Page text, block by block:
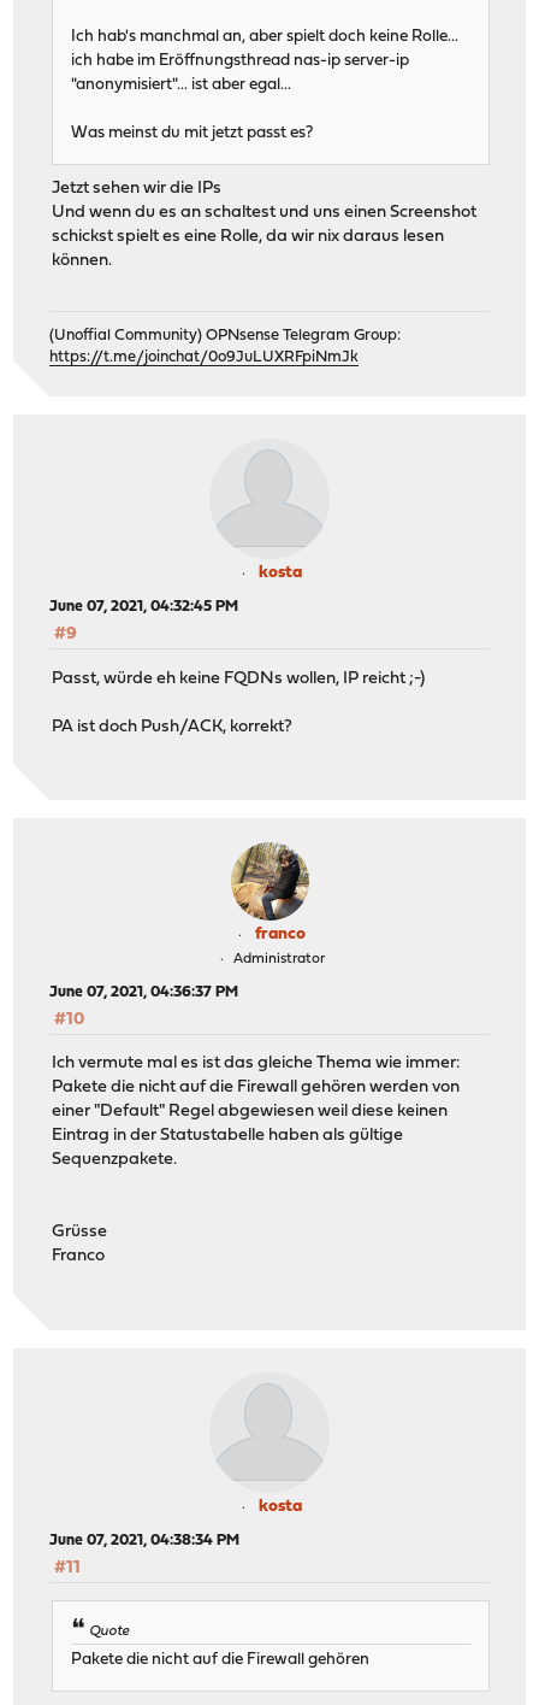
Ich hab's manchmal an, aber spielt doch keine Rolle...
ich habe im Eröffnungsthread nas-ip server-ip
"anonymisiert"... ist aber egal...
Was meinst du mit jetzt passt es?
Jetzt sehen wir die IPs
Und wenn du es an schaltest und uns einen Screenshot
schickst spielt es eine Rolle, da wir nix daraus lesen
können.
(Unoffial Community) OPNsense Telegram Group:
https://t.me/joinchat/0o9JuLUXRFpiNmJk
kosta
June 07, 2021, 04:32:45 PM
#9
Passt, würde eh keine FQDNs wollen, IP reicht ;-)
PA ist doch Push/ACK, korrekt?
franco
Administrator
June 07, 2021, 04:36:37 PM
#10
Ich vermute mal es ist das gleiche Thema wie immer:
Pakete die nicht auf die Firewall gehören werden von
einer "Default" Regel abgewiesen weil diese keinen
Eintrag in der Statustabelle haben als gültige
Sequenzpakete.
Grüsse
Franco
kosta
June 07, 2021, 04:38:34 PM
#11
Quote
Pakete die nicht auf die Firewall gehören